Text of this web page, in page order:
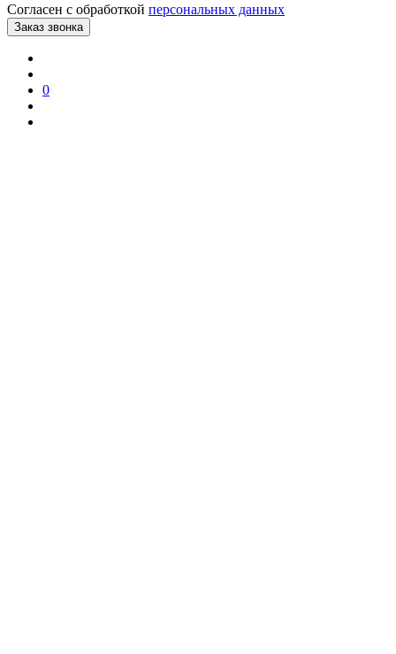
Согласен с обработкой персональных данных
0